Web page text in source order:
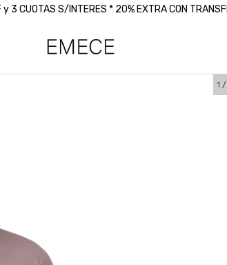
CUOTAS S/INTERES * 20% EXTRA CON
1 /